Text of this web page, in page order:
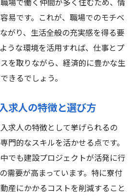
場で働く仲間が多く住むため、情
易です。これが、職場でのモチベ
がり、生活全般の充実感を得る要
うな環境を活用すれば、仕事とプ
を取りながら、経済的に豊かな生
きるでしょう。
求人の特徴と選び方
求人の特徴として挙げられるの
門的なスキルを活かせる点です。
でも建設プロジェクトが活発に行
需要が高まっています。特に寮付
産にかかるコストを削減すること